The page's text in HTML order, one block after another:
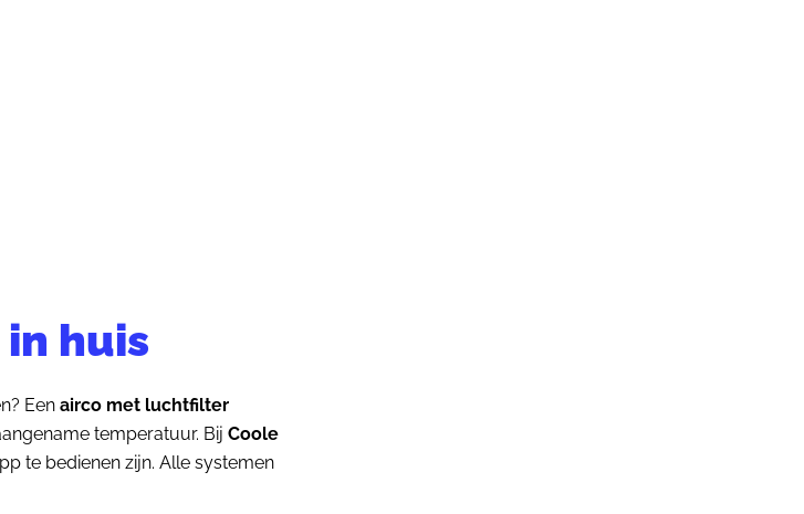
huis
Een airco met luchtfilter
temperatuur. Bij Coole
te bedienen zijn. Alle systemen